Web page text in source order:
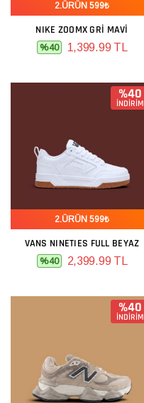
2.ÜRÜN 599₺
NIKE ZOOMX GRI MAVI
%40 1,399.99 TL
%40
İNDİRİM
2.ÜRÜN 599₺
VANS NINETIES FULL BEYAZ
%40 2,399.99 TL
%40
İNDİRİM